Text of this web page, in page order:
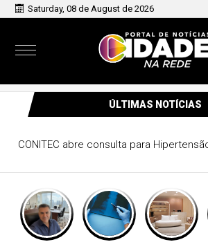
Saturday, 08 de August de 2026
ÚLTIMAS NOTÍCIAS
CONITEC abre consulta para